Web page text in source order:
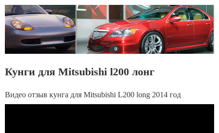
Кунги для Mitsubishi l200 лонг
Видео отзыв кунга для Mitsubishi L200 long 2014 год